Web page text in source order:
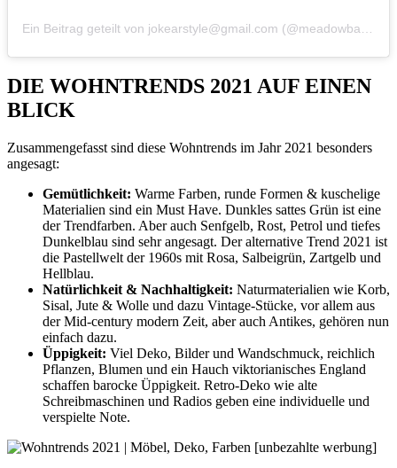
DIE WOHNTRENDS 2021 AUF EINEN
BLICK
Zusammengefasst sind diese Wohntrends im Jahr 2021 besonders
angesagt:
Gemütlichkeit: Warme Farben, runde Formen & kuschelige
Materialien sind ein Must Have. Dunkles sattes Grün ist eine
der Trendfarben. Aber auch Senfgelb, Rost, Petrol und tiefes
Dunkelblau sind sehr angesagt. Der alternative Trend 2021 ist
die Pastellwelt der 1960s mit Rosa, Salbeigrün, Zartgelb und
Hellblau.
Natürlichkeit & Nachhaltigkeit: Naturmaterialien wie Korb,
Sisal, Jute & Wolle und dazu Vintage-Stücke, vor allem aus
der Mid-century modern Zeit, aber auch Antikes, gehören nun
einfach dazu.
Üppigkeit: Viel Deko, Bilder und Wandschmuck, reichlich
Pflanzen, Blumen und ein Hauch viktorianisches England
schaffen barocke Üppigkeit. Retro-Deko wie alte
Schreibmaschinen und Radios geben eine individuelle und
verspielte Note.